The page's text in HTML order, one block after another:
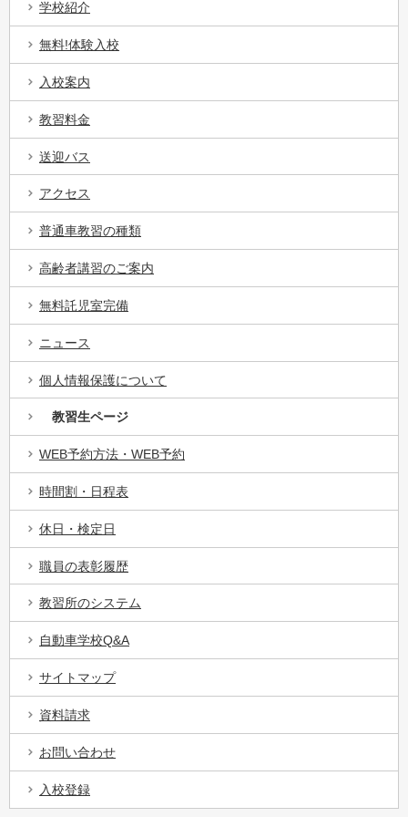
学校紹介
無料!体験入校
入校案内
教習料金
送迎バス
アクセス
普通車教習の種類
高齢者講習のご案内
無料託児室完備
ニュース
個人情報保護について
教習生ページ
WEB予約方法・WEB予約
時間割・日程表
休日・検定日
職員の表彰履歴
教習所のシステム
自動車学校Q&A
サイトマップ
資料請求
お問い合わせ
入校登録